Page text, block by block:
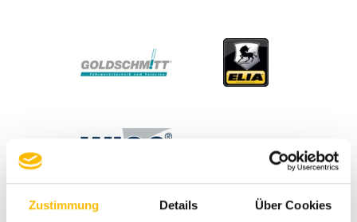
Zustimmung Details Über Cookies